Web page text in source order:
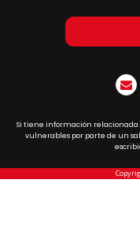
Si tiene información relacionada
vulnerables por parte de un